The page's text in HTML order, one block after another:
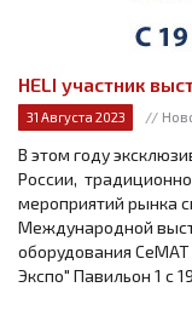
HELI участник
31 Августа 2023 //
В этом году
России,
мероприятий рынка
Международной
оборудования СеМАТ
Экспо" Павильон 1 с